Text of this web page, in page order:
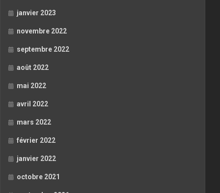
janvier 2023
novembre 2022
septembre 2022
août 2022
mai 2022
avril 2022
mars 2022
février 2022
janvier 2022
octobre 2021